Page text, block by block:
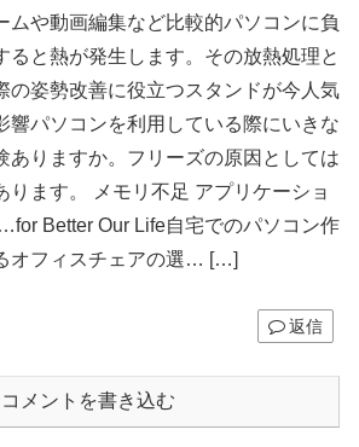
ムや動画編集など比較的パソコンに負
ると熱が発生します。その放熱処理と
の姿勢改善に役立つスタンドが今人気
響パソコンを利用している際にいきな
ありますか。フリーズの原因としては
ります。 メモリ不足 アプリケーショ
Better Our Life自宅でのパソコン作
オフィスチェアの選… […]
返信
コメントを書き込む